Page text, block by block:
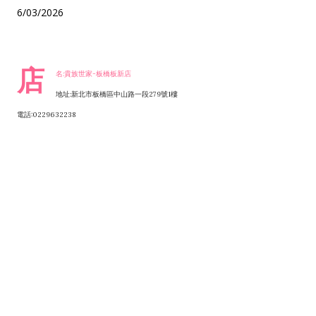
6/03/2026
店 名:貴族世家-板橋板新店
地址:新北市板橋區中山路一段279號1樓
電話:0229632238